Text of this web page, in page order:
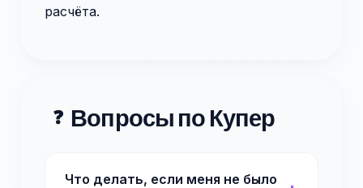
расчёта.
❓ Вопросы по Купер
Что делать, если меня не было